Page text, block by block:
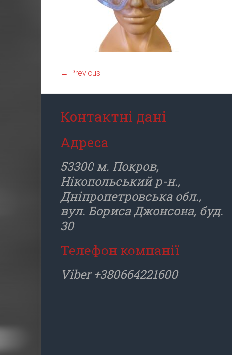
← Previous
Контактні дані
Адреса
53300 м. Покров,
Нікопольський р-н.,
Дніпропетровська обл.,
вул. Бориса Джонсона, буд.
30
Телефон компанії
Viber +380664221600